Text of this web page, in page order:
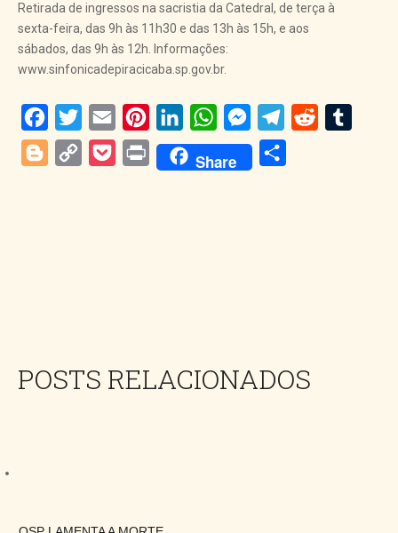
Retirada de ingressos na sacristia da Catedral, de terça à
sexta-feira, das 9h às 11h30 e das 13h às 15h, e aos
sábados, das 9h às 12h. Informações:
www.sinfonicadepiracicaba.sp.gov.br.
Facebook
Twitter Email PinterestLinkedInWhatsAppMessengerTelegram
Reddit
BloggerCopy
PocketPrint Share
POSTS RELACIONADOS